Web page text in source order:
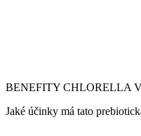
BENEFITY CHLORELLA
Jaké účinky má tato